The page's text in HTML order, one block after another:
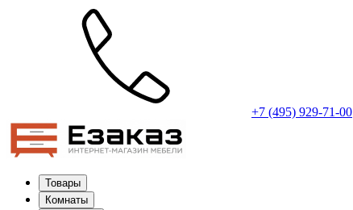
+7 (495) 929-71-00
Товары
Комнаты